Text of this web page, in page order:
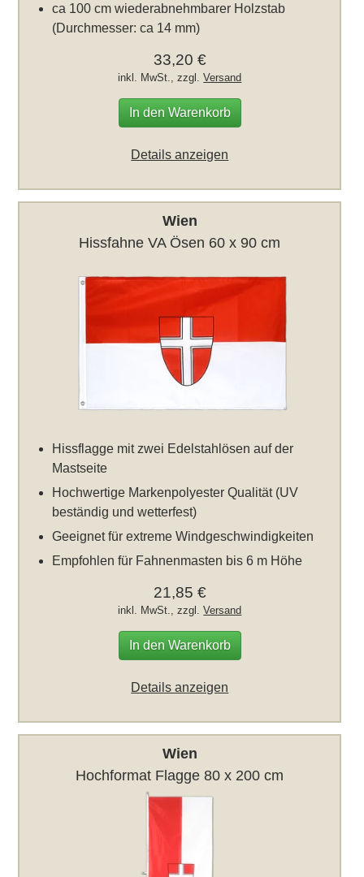
ca 100 cm wiederabnehmbarer Holzstab
(Durchmesser: ca 14 mm)
33,20 €
inkl. MwSt., zzgl.Versand
In den Warenkorb
Details anzeigen
Wien
Hissfahne VA Ösen 60 x 90 cm
Hissflagge mit zwei Edelstahlösen auf der
Mastseite
Hochwertige Markenpolyester Qualität (UV
beständig und wetterfest)
Geeignet für extreme Windgeschwindigkeiten
Empfohlen für Fahnenmasten bis 6 m Höhe
21,85 €
inkl. MwSt., zzgl.Versand
In den Warenkorb
Details anzeigen
Wien
Hochformat Flagge 80 x 200 cm